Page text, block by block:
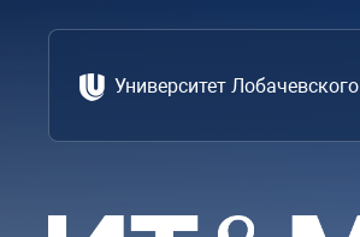
Университет Лобачевского